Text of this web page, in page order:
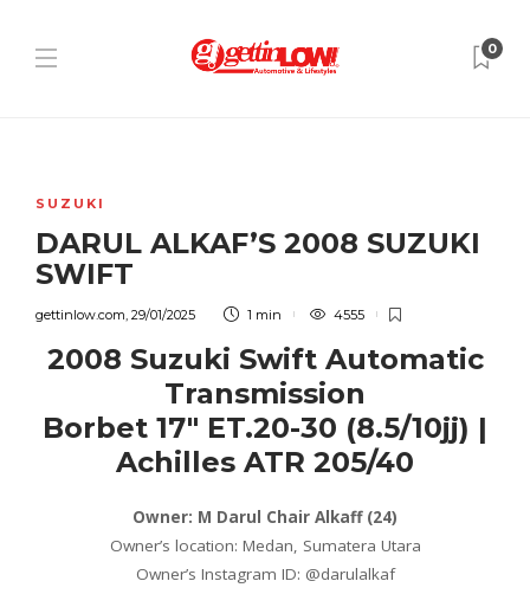
0
SUZUKI
DARUL ALKAF’S 2008 SUZUKI
SWIFT
gettinlow.com, 29/01/2025 1 min 4555
2008 Suzuki Swift Automatic
Transmission
Borbet 17″ ET.20-30 (8.5/10jj) |
Achilles ATR 205/40
Owner: M Darul Chair Alkaff (24)
Owner’s location: Medan, Sumatera Utara
Owner’s Instagram ID: @darulalkaf